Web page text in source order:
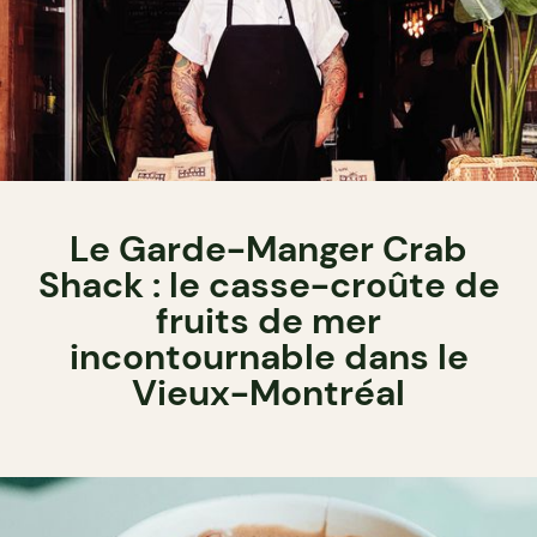
Le Garde-Manger Crab
Shack : le casse-croûte de
fruits de mer
incontournable dans le
Vieux-Montréal